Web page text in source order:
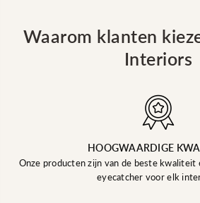
Waarom klanten
Interiors
HOOGWAARDIGE
Onze producten zijn van de beste kwaliteit
eyecatcher voor elk